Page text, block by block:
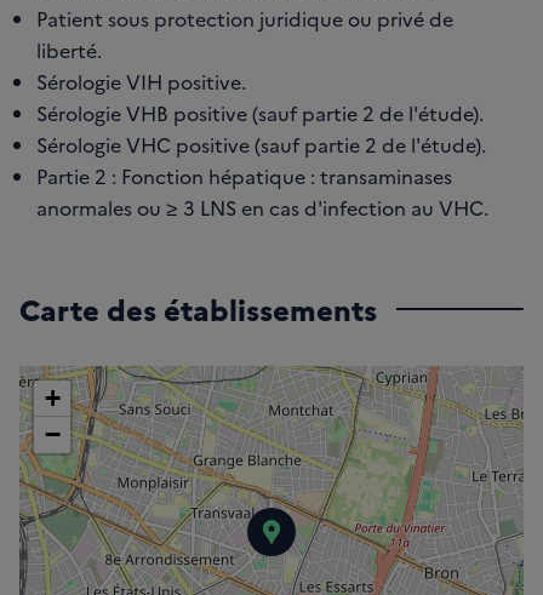
Patient sous protection juridique ou privé de
liberté.
Sérologie VIH positive.
Sérologie VHB positive (sauf partie 2 de l'étude).
Sérologie VHC positive (sauf partie 2 de l'étude).
Partie 2 : Fonction hépatique : transaminases
anormales ou ≥ 3 LNS en cas d'infection au VHC.
Carte des établissements
Centre Léon Bérard
+
−